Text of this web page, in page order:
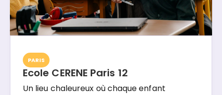
PARIS
Ecole CERENE Paris 12
Un lieu chaleureux où chaque enfant